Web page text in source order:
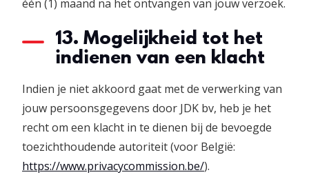
één (1) maand na het ontvangen van jouw verzoek.
13. Mogelijkheid tot het
indienen van een klacht
Indien je niet akkoord gaat met de verwerking van
jouw persoonsgegevens door JDK bv, heb je het
recht om een klacht in te dienen bij de bevoegde
toezichthoudende autoriteit (voor België:
https://www.privacycommission.be/).